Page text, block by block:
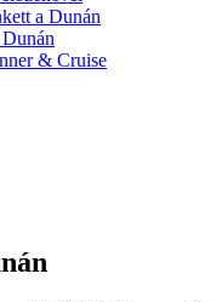
a Dunán
& Cruise